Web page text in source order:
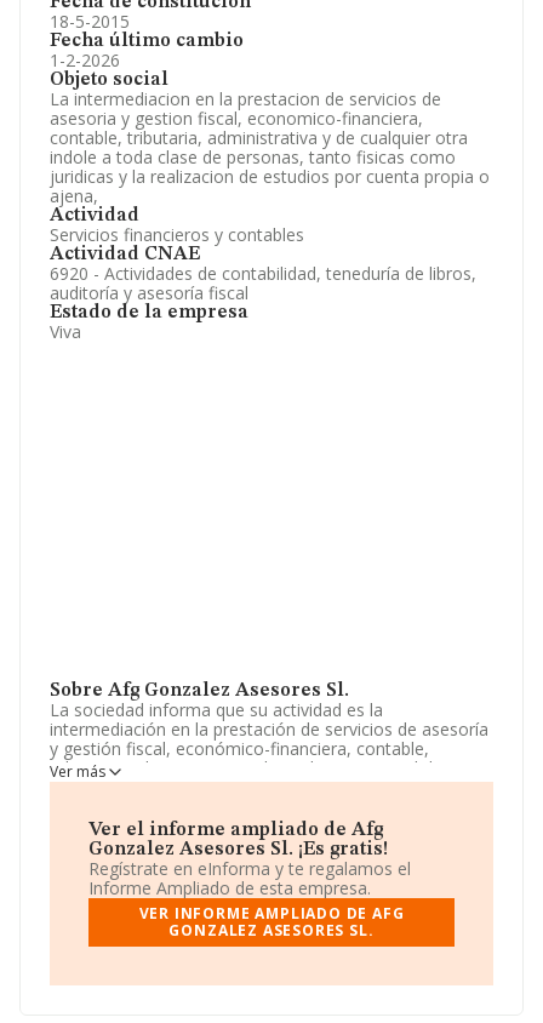
18-5-2015
Fecha último cambio
1-2-2026
Objeto social
La intermediacion en la prestacion de servicios de
asesoria y gestion fiscal, economico-financiera,
contable, tributaria, administrativa y de cualquier otra
indole a toda clase de personas, tanto fisicas como
juridicas y la realizacion de estudios por cuenta propia o
ajena,
Actividad
Servicios financieros y contables
Actividad CNAE
6920 - Actividades de contabilidad, teneduría de libros,
auditoría y asesoría fiscal
Estado de la empresa
Viva
Sobre Afg Gonzalez Asesores Sl.
La sociedad informa que su actividad es la
intermediación en la prestación de servicios de asesoría
y gestión fiscal, económico-financiera, contable,
tributaria, administrativa y de cualquier otra indole a
toda clase de personas, tanto fisicas como juridicas y la
empresa aparece inscrita en el Registro Mercantil como
Sociedad Limitada. Clasifica su actividad CNAE como
'Actividades de contabilidad, teneduría de libros,
auditoría y asesoría fiscal', código 6920. La compañía
no tiene actividad en mercados exteriores.
Para más información es posible contactar a través del
Ver más
Ver el informe ampliado de Afg
Gonzalez Asesores Sl. ¡Es gratis!
Regístrate en eInforma y te regalamos el
Informe Ampliado de esta empresa.
VER INFORME AMPLIADO DE AFG
GONZALEZ ASESORES SL.